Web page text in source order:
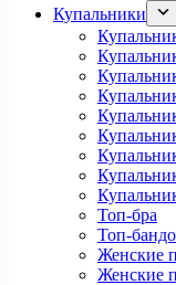
Купальники
Топ-бра
Топ-бандо
Женские
Женские